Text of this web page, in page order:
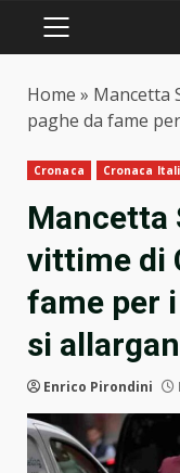
PRIMARY
Home » Mancetta
paghe da fame
Cronaca Cronaca
Mancetta
vittime di
fame per
si
Enrico Pirondini